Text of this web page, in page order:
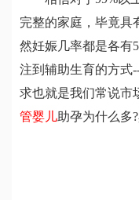
完整的家庭，毕竟具
然妊娠几率都是各有
注到辅助生育的方式
求也就是我们常说市
管婴儿助孕为什么多